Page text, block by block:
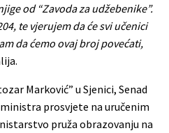
od “Zavoda za udžebenike”.
te vjerujem da će svi učenici
da ćemo ovaj broj povećati,
Marković” u Sjenici, Senad
prosvjete na uručenim
pruža obrazovanju na